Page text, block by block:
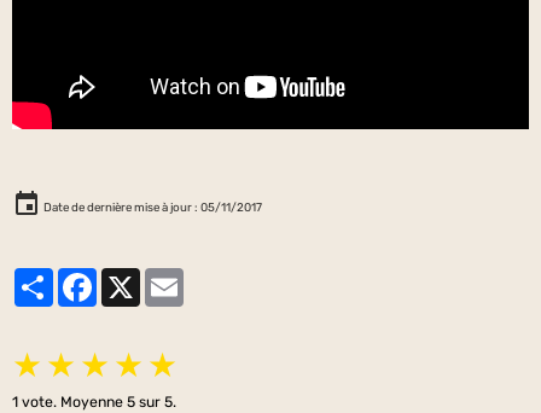
Date de dernière mise à jour : 05/11/2017
PartagerFacebook
★ ★ ★ ★ ★
1 vote. Moyenne 5 sur 5.